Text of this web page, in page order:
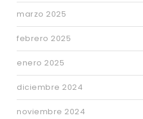
marzo 2025
febrero 2025
enero 2025
diciembre 2024
noviembre 2024